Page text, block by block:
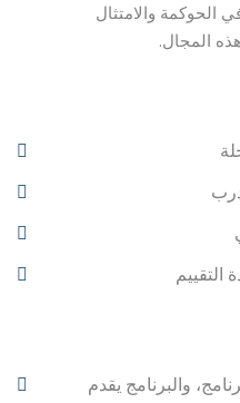
الحوكمة والامتثال
المجال.
والبرنامج يقدم